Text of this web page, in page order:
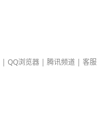
| QQ浏览器 | 腾讯频道 | 客服